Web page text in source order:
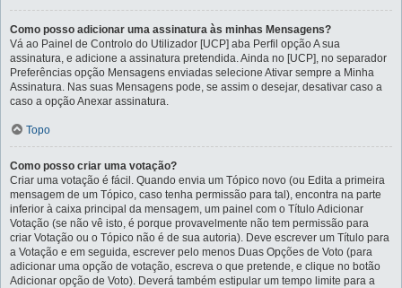
Como posso adicionar uma assinatura às minhas Mensagens?
Vá ao Painel de Controlo do Utilizador [UCP] aba Perfil opção A sua
assinatura, e adicione a assinatura pretendida. Ainda no [UCP], no separador
Preferências opção Mensagens enviadas selecione Ativar sempre a Minha
Assinatura. Nas suas Mensagens pode, se assim o desejar, desativar caso a
caso a opção Anexar assinatura.
Topo
Como posso criar uma votação?
Criar uma votação é fácil. Quando envia um Tópico novo (ou Edita a primeira
mensagem de um Tópico, caso tenha permissão para tal), encontra na parte
inferior à caixa principal da mensagem, um painel com o Título Adicionar
Votação (se não vê isto, é porque provavelmente não tem permissão para
criar Votação ou o Tópico não é de sua autoria). Deve escrever um Título para
a Votação e em seguida, escrever pelo menos Duas Opções de Voto (para
adicionar uma opção de votação, escreva o que pretende, e clique no botão
Adicionar opção de Voto). Deverá também estipular um tempo limite para a